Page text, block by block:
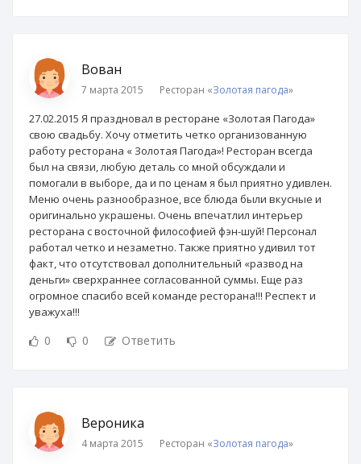
Вован
7 марта 2015 Ресторан «Золотая пагода»
27.02.2015 Я праздновал в ресторане «Золотая Пагода»
свою свадьбу. Хочу отметить четко организованную
работу ресторана « Золотая Пагода»! Ресторан всегда
был на связи, любую деталь со мной обсуждали и
помогали в выборе, да и по ценам я был приятно удивлен.
Меню очень разнообразное, все блюда были вкусные и
оригинально украшены. Очень впечатлил интерьер
ресторана с восточной философией фэн-шуй! Персонал
работал четко и незаметно. Также приятно удивил тот
факт, что отсутствовал дополнительный «развод на
деньги» сверхраннее согласованной суммы. Еще раз
огромное спасибо всей команде ресторана!!! Респект и
уважуха!!!
0 0 Ответить
Вероника
4 марта 2015 Ресторан «Золотая пагода»